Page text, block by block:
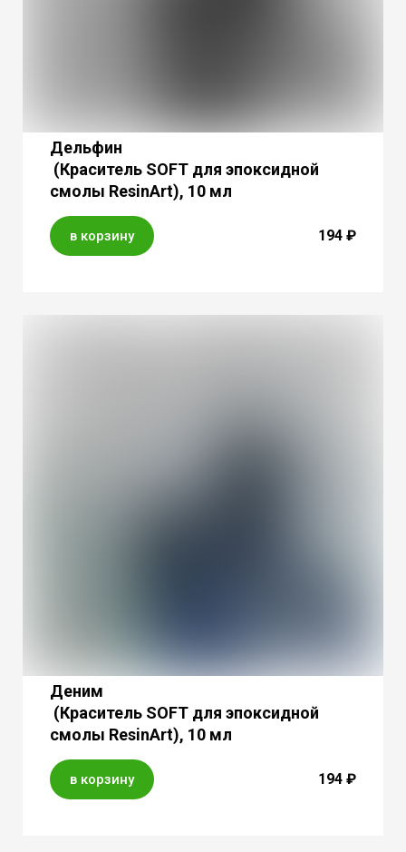
Дельфин
(Краситель SOFT для эпоксидной
смолы ResinArt), 10 мл
в корзину 194 ₽
Деним
(Краситель SOFT для эпоксидной
смолы ResinArt), 10 мл
в корзину 194 ₽